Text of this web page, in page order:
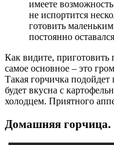
имеете
не испортится
готовить
постоянно
Как видите, приготовить
самое основное – это
Такая горчичка
будет вкусна с
холодцем. Приятного
Домашняя горчица.